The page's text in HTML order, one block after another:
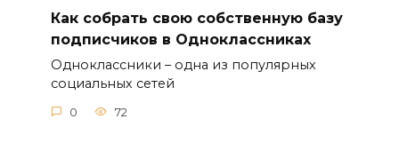
Как собрать свою собственную базу
подписчиков в Одноклассниках
Одноклассники – одна из популярных
социальных сетей
0 72